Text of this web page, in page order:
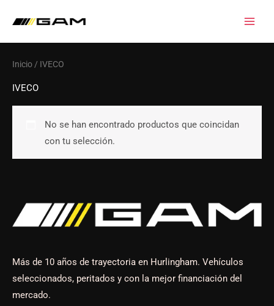
contenido
Inicio / IVECO
IVECO
No se han encontrado productos que coincidan
con tu selección.
Más de 10 años de trayectoria en Hurlingham. Vehículos
seleccionados, peritados y con la mejor financiación del
mercado.